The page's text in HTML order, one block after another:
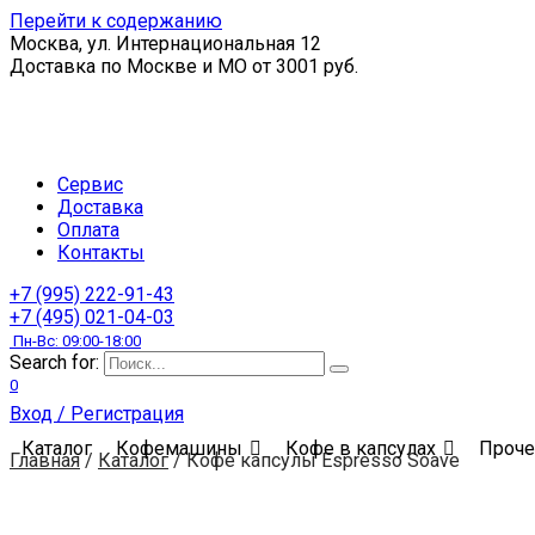
Перейти к содержанию
Москва, ул. Интернациональная 12
Доставка по Москве и МО от 3001 руб.
Сервис
Доставка
Оплата
Контакты
+7 (995) 222-91-43
+7 (495) 021-04-03
Пн-Вс: 09:00-18:00
Search for:
0
Вход / Регистрация
Каталог
Кофемашины Кофе в капсулах
Главная/ Каталог/Кофе капсулы Espresso Soave